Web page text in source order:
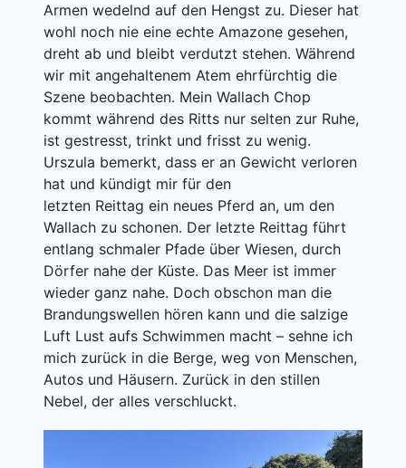
Armen wedelnd auf den Hengst zu. Dieser hat
wohl noch nie eine echte Amazone gesehen,
dreht ab und bleibt verdutzt stehen. Während
wir mit angehaltenem Atem ehrfürchtig die
Szene beobachten. Mein Wallach Chop
kommt während des Ritts nur selten zur Ruhe,
ist gestresst, trinkt und frisst zu wenig.
Urszula bemerkt, dass er an Gewicht verloren
hat und kündigt mir für den
letzten Reittag ein neues Pferd an, um den
Wallach zu schonen. Der letzte Reittag führt
entlang schmaler Pfade über Wiesen, durch
Dörfer nahe der Küste. Das Meer ist immer
wieder ganz nahe. Doch obschon man die
Brandungswellen hören kann und die salzige
Luft Lust aufs Schwimmen macht – sehne ich
mich zurück in die Berge, weg von Menschen,
Autos und Häusern. Zurück in den stillen
Nebel, der alles verschluckt.